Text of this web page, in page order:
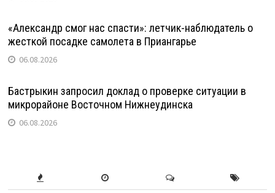
«Александр смог нас спасти»: летчик-наблюдатель о
жесткой посадке самолета в Приангарье
06.08.2026
Бастрыкин запросил доклад о проверке ситуации в
микрорайоне Восточном Нижнеудинска
06.08.2026